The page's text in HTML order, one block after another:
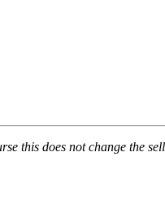
this does not change the